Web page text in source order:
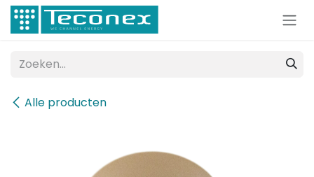
Overslaan naar inhoud
Alle producten